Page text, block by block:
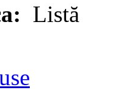
Listă